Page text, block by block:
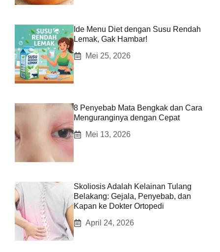
Ide Menu Diet dengan Susu Rendah
Lemak, Gak Hambar!
Mei 25, 2026
8 Penyebab Mata Bengkak dan Cara
Menguranginya dengan Cepat
Mei 13, 2026
Skoliosis Adalah Kelainan Tulang
Belakang: Gejala, Penyebab, dan
Kapan ke Dokter Ortopedi
April 24, 2026